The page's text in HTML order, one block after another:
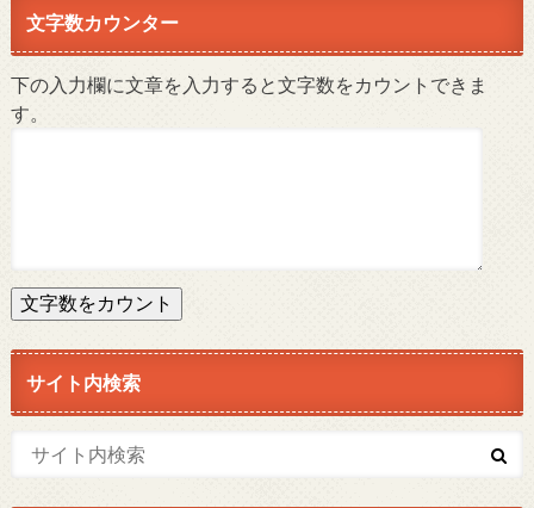
文字数カウンター
下の入力欄に文章を入力すると文字数をカウントできま
す。
文字数をカウント
サイト内検索